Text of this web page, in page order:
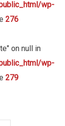
wp-
276
on null in
wp-
279